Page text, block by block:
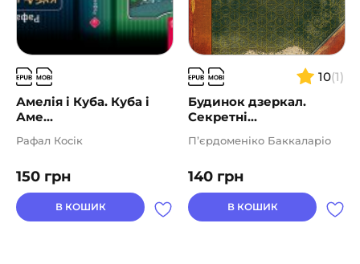
Амелія і Куба. Куба і
Аме...
150 грн
Рафал Косік
В КОШИК
10(1)
Будинок дзеркал.
Секретні...
140 грн
П’єрдоменіко Баккаларіо
В КОШИК